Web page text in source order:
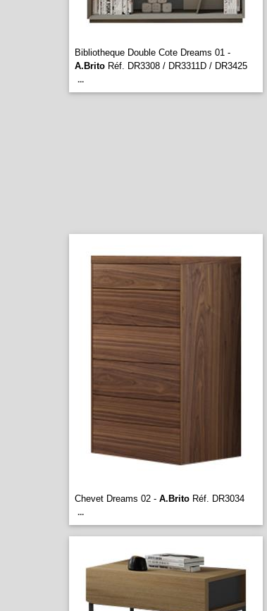
Bibliotheque Double Cote Dreams 01 -
A.Brito Réf. DR3308 / DR3311D / DR3425
...
Chevet Dreams 02 - A.Brito Réf. DR3034
...